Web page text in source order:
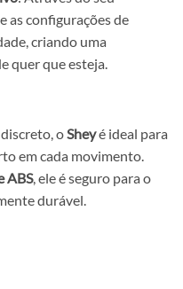
as configurações de
criando uma
quer que esteja.
o Sheyé ideal para
em cada movimento.
ABS, ele é seguro para o
durável.